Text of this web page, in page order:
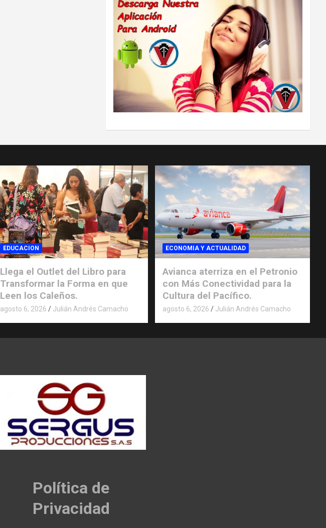
EDUCACION
Llega el Outlet del Libro para
Transformar la Forma en que
Leen los Caleños.
agosto 6, 2026 Julián Andrés Camacho
ECONOMIA Y ACTUALIDAD
Avianca aterriza en el Petronio
con Más Conectividad para la
Cultura del Pacífico.
agosto 6, 2026 Julián Andrés Camacho
Política de
Privacidad